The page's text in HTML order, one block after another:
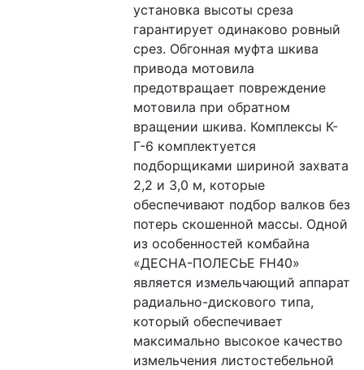
установка высоты среза
гарантирует одинаково ровный
срез. Обгонная муфта шкива
привода мотовила
предотвращает повреждение
мотовила при обратном
вращении шкива. Комплексы К-
Г-6 комплектуется
подборщиками шириной захвата
2,2 и 3,0 м, которые
обеспечивают подбор валков без
потерь скошенной массы. Одной
из особенностей комбайна
«ДЕСНА-ПОЛЕСЬЕ FH40»
является измельчающий аппарат
радиально-дискового типа,
который обеспечивает
максимально высокое качество
измельчения листостебельной